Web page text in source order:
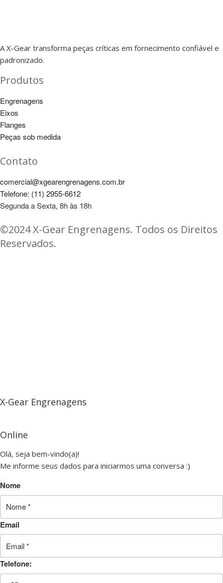
A X-Gear transforma peças críticas em fornecimento confiável e
padronizado.
Produtos
Engrenagens
Eixos
Flanges
Peças sob medida
Contato
comercial@xgearengrenagens.com.br
Telefone: (11) 2955-6612
Segunda a Sexta, 8h às 18h
©2024 X-Gear Engrenagens. Todos os Direitos
Reservados.
X-Gear Engrenagens
Online
Olá, seja bem-vindo(a)!
Me informe seus dados para iniciarmos uma conversa :)
Nome
Email
Telefone: